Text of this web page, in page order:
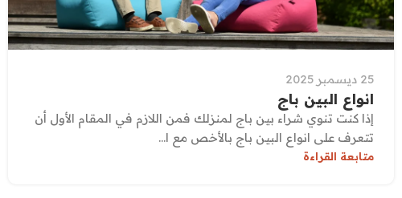
25 ديسمبر 2025
انواع البين باج
إذا كنت تنوي شراء بين باج لمنزلك فمن اللازم في المقام الأول أن
تتعرف على انواع البين باج بالأخص مع ا...
متابعة القراءة